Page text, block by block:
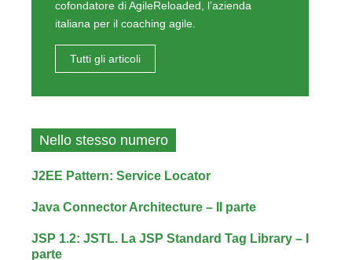
cofondatore di AgileReloaded, l’azienda
italiana per il coaching agile.
Tutti gli articoli
Nello stesso numero
J2EE Pattern: Service Locator
Java Connector Architecture – II parte
JSP 1.2: JSTL. La JSP Standard Tag Library – I
parte